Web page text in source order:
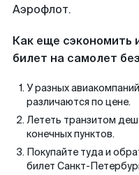
Аэрофлот.
Как еще сэкономить
билет на самолет
У разных
различаются по цене.
Лететь транзитом
конечных пунктов.
Покупайте туда и
билет Санкт-